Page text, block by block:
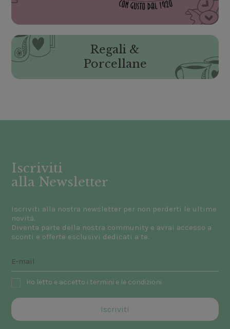
Regali &
Porcellane
Iscriviti
alla Newsletter
Iscriviti alla nostra newsletter per non perderti le ultime
novità.
Diventa parte della nostra community e avrai accesso a
sconti e offerte esclusivi dedicati a te.
Ho letto e accetto i termini e le condizioni